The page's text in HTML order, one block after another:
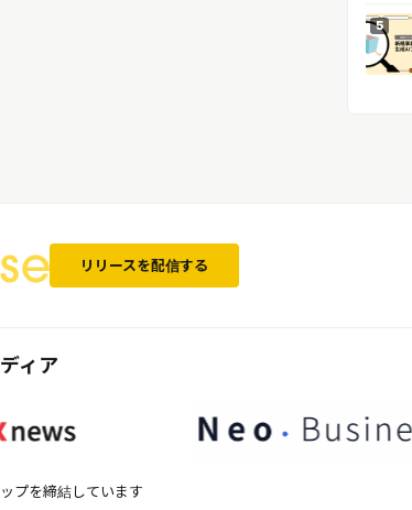
5
リリースを配信する
ィア
プを締結しています